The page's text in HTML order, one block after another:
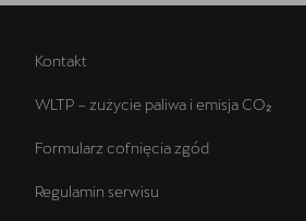
Kontakt
WLTP – zużycie paliwa i emisja CO₂
Formularz cofnięcia zgód
Regulamin serwisu